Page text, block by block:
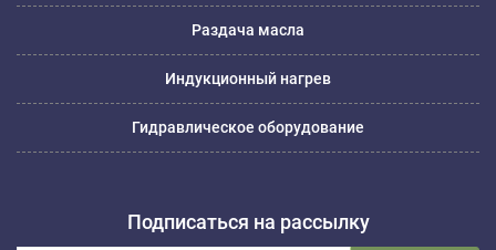
Раздача масла
Индукционный нагрев
Гидравлическое оборудование
Подписаться на рассылку